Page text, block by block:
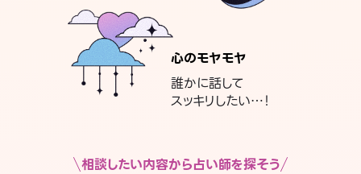
心のモヤモヤ
誰かに話して
スッキリしたい…！
相談したい内容から占い師を探そう